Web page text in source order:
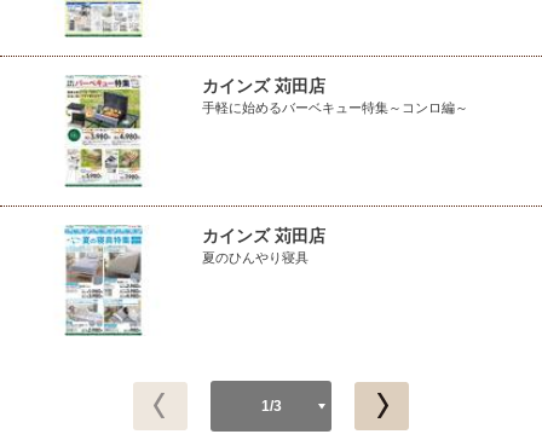
カインズ 苅田店
手軽に始めるバーベキュー特集～コンロ編～
カインズ 苅田店
夏のひんやり寝具
1/3